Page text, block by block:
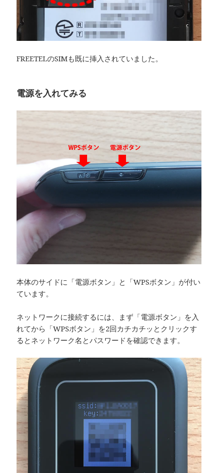
FREETELのSIMも既に挿入されていました。
電源を入れてみる
本体のサイドに「電源ボタン」と「WPSボタン」が付い
ています。
ネットワークに接続するには、まず「電源ボタン」を入
れてから「WPSボタン」を2回カチカチッとクリックす
るとネットワーク名とパスワードを確認できます。